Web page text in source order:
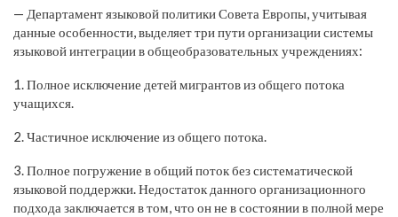
— Департамент языковой политики Совета Европы, учитывая
данные особенности, выделяет три пути организации системы
языковой интеграции в общеобразовательных учреждениях:
1. Полное исключение детей мигрантов из общего потока
учащихся.
2. Частичное исключение из общего потока.
3. Полное погружение в общий поток без систематической
языковой поддержки. Недостаток данного организационного
подхода заключается в том, что он не в состоянии в полной мере